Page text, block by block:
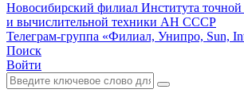
Новосибирский филиал Института
и вычислительной техники АН СССР
Телеграм-группа «Филиал, Унипро, Sun,
Поиск
Войти